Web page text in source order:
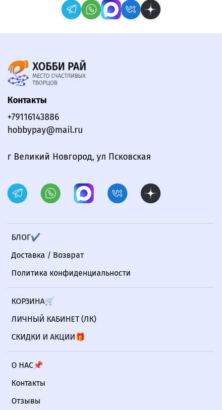
БЛОГ✔
Доставка / Возврат
Политика конфиденциальности
КОРЗИНА🛒
ЛИЧНЫЙ КАБИНЕТ (ЛК)
СКИДКИ И АКЦИИ🎁
О НАС📌
Контакты
Отзывы
Контакты
+79116143886
hobbypay@mail.ru
г Великий Новгород, ул Псковская